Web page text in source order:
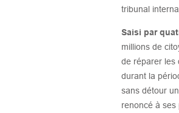
tribunal
Saisi par
millions de
de réparer les
durant la
sans détour
renoncé à ses